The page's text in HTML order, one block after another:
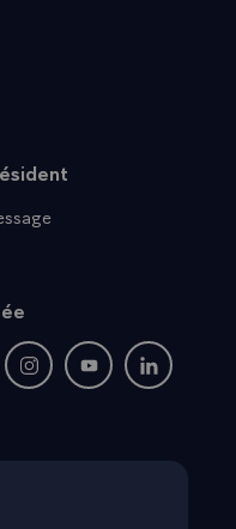
: rejoignez-nous sur
fenêtre : rejoignez-nous
Nouvelle fenêtre :
Nouvelle fenêtre :
Nouvelle